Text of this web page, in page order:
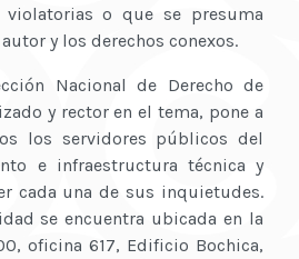
violatorias o que se presuma
y los derechos conexos.
Nacional de Derecho de
y rector en el tema, pone a
los servidores públicos del
e infraestructura técnica y
cada una de sus inquietudes.
se encuentra ubicada en la
oficina 617, Edificio Bochica,